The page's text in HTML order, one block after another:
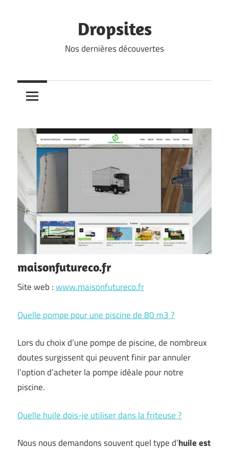
Dropsites
Nos dernières découvertes
maisonfutureco.fr
Site web :www.maisonfutureco.fr
Quelle pompe pour une piscine de 80 m3 ?
Lors du choix d’une pompe de piscine, de nombreux
doutes surgissent qui peuvent finir par annuler
l’option d’acheter la pompe idéale pour notre
piscine.
Quelle huile dois-je utiliser dans la friteuse ?
Nous nous demandons souvent quel type d’huile est